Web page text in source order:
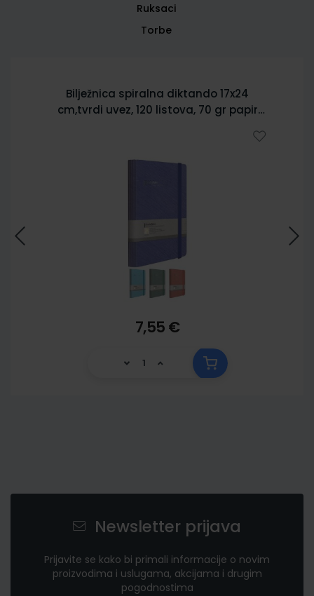
Ruksaci
Torbe
Bilježnica spiralna diktando 17x24
cm,tvrdi uvez, 120 listova, 70 gr papir
7,55 €
Newsletter prijava
Prijavite se kako bi primali informacije o novim
proizvodima i uslugama, akcijama i drugim
pogodnostima